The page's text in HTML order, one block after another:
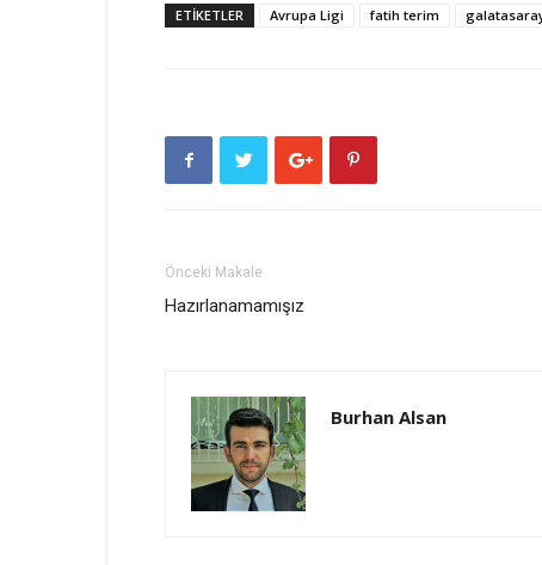
ETIKETLER Avrupa Ligi fatih terim
Önceki Makale
Hazırlanamamışız
Burhan Alsan